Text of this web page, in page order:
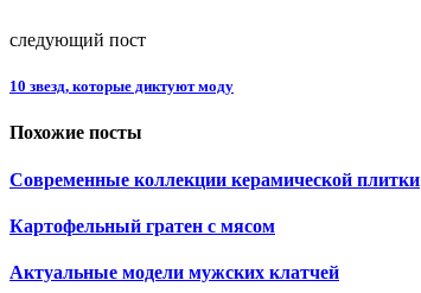
следующий пост
10 звезд, которые диктуют моду
Похожие посты
Современные коллекции керамической плитки
Картофельный гратен с мясом
Актуальные модели мужских клатчей